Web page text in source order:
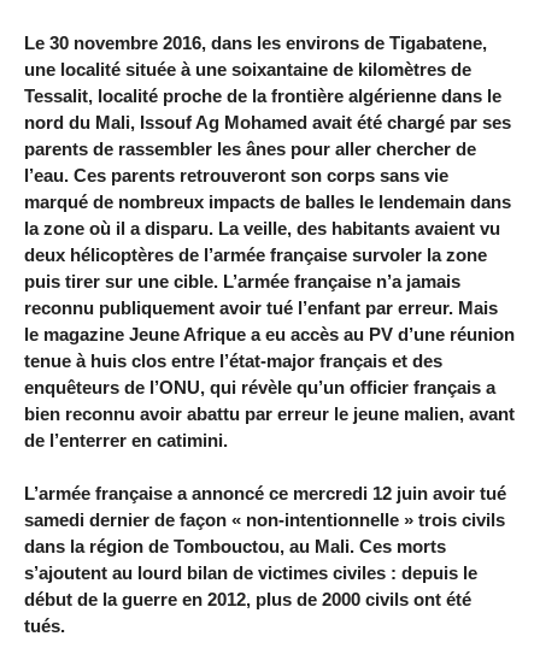
Le 30 novembre 2016, dans les environs de Tigabatene,
une localité située à une soixantaine de kilomètres de
Tessalit, localité proche de la frontière algérienne dans le
nord du Mali, Issouf Ag Mohamed avait été chargé par ses
parents de rassembler les ânes pour aller chercher de
l’eau. Ces parents retrouveront son corps sans vie
marqué de nombreux impacts de balles le lendemain dans
la zone où il a disparu. La veille, des habitants avaient vu
deux hélicoptères de l’armée française survoler la zone
puis tirer sur une cible. L’armée française n’a jamais
reconnu publiquement avoir tué l’enfant par erreur. Mais
le magazine Jeune Afrique a eu accès au PV d’une réunion
tenue à huis clos entre l’état-major français et des
enquêteurs de l’ONU, qui révèle qu’un officier français a
bien reconnu avoir abattu par erreur le jeune malien, avant
de l’enterrer en catimini.
L’armée française a annoncé ce mercredi 12 juin avoir tué
samedi dernier de façon « non-intentionnelle » trois civils
dans la région de Tombouctou, au Mali. Ces morts
s’ajoutent au lourd bilan de victimes civiles : depuis le
début de la guerre en 2012, plus de 2000 civils ont été
tués.